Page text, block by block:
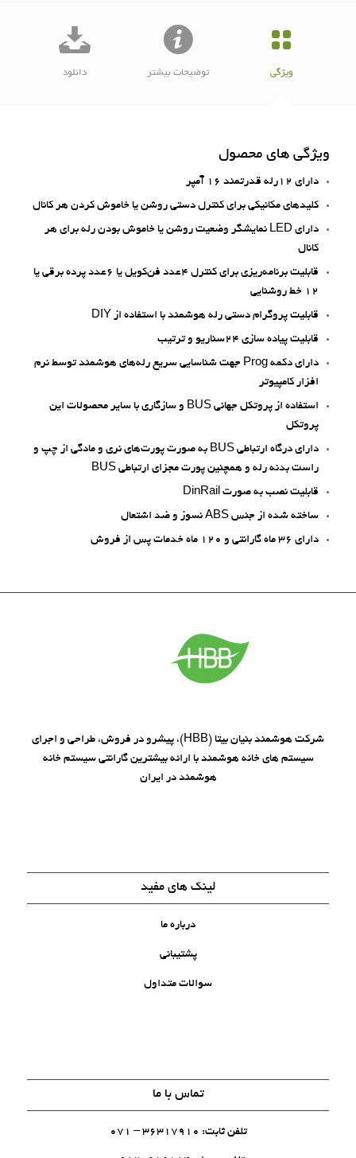
ویژگی توضیحات بیشتر دانلود
ویژگی های محصول
دارای 12رله‌ قدرتمند 16 آمپر
کلیدهای مکانیکی برای کنترل دستی روشن یا خاموش کردن هر کانال
دارای LED نمایشگر وضعیت روشن یا خاموش بودن رله برای هر
کانال
قابلیت برنامه‌ریزی برای کنترل 4عدد فن‌کویل یا 6عدد پرده برقی یا
12 خط روشنایی
قابلیت پروگرام دستی رله هوشمند با استفاده از DIY
قابلیت پیاده سازی 24سناریو و ترتیب
دارای دکمه Prog جهت شناسایی سریع رله‌های هوشمند توسط نرم
افزار کامپیوتر
استفاده از پروتکل جهانی BUS و سازگاری با سایر محصولات این
پروتکل
دارای درگاه ارتباطی BUS به صورت پورت‌های نری و مادگی از چپ و
راست بدنه رله و همچنین پورت مجزای ارتباطی BUS
قابلیت نصب به صورت DinRail
ساخته شده از جنس ABS نسوز و ضد اشتعال
دارای 36 ماه گارانتی و 120 ماه خدمات پس از فروش
شرکت هوشمند بنیان بیتا (HBB)، پیشرو در فروش، طراحی و اجرای
سیستم های خانه هوشمند با ارائه بیشترین گارانتی سیستم خانه
هوشمند در ایران
لینک های مفید
درباره ما
پشتیبانی
سوالات متداول
تماس با ما
تلفن ثابت: 36317910 – 071